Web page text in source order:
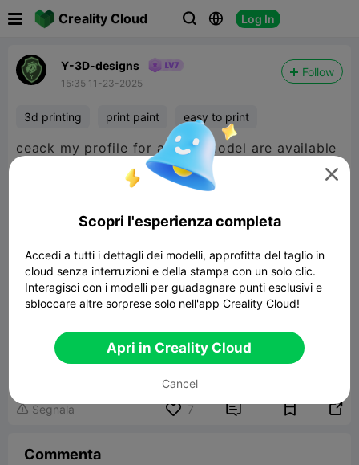
Creality Cloud   Log In
Y-3D-designs
15:35 11-23-2025
Follow
3d printing print paint easy to print
ceack my profile for all this model are available
 Segnala 7  
Commenta

Scopri l'esperienza completa
Accedi a tutti i dettagli dei modelli, approfitta del taglio in
cloud senza interruzioni e della stampa con un solo clic.
Interagisci con i modelli per guadagnare punti esclusivi e
sbloccare altre sorprese solo nell'app Creality Cloud!
Apri in Creality Cloud
Cancel